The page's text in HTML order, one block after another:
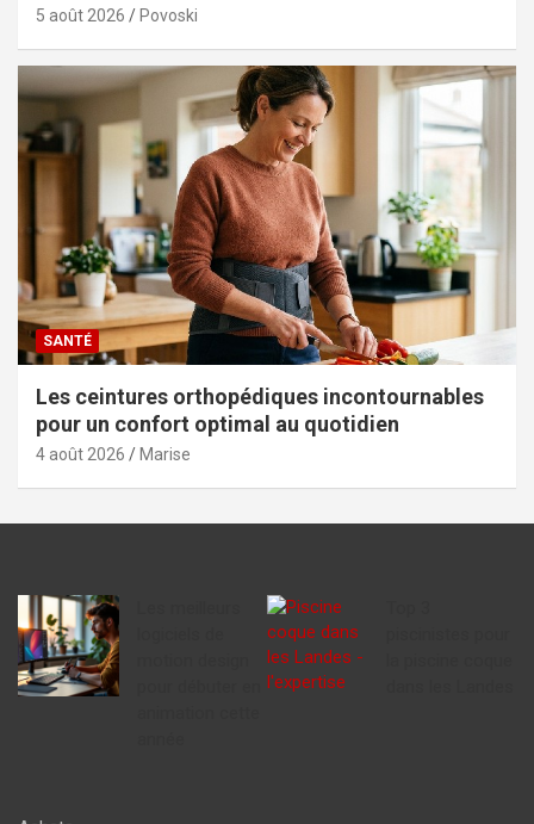
5 août 2026 Povoski
SANTÉ
Les ceintures orthopédiques incontournables
pour un confort optimal au quotidien
4 août 2026 Marise